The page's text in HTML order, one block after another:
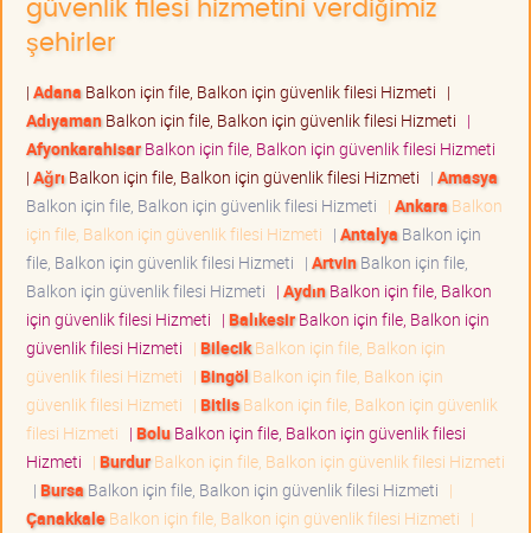
güvenlik filesi hizmetini verdiğimiz
şehirler
| Adana Balkon için file, Balkon için güvenlik filesi Hizmeti |
AdıyamanBalkon için file, Balkon için güvenlik filesi Hizmeti |
AfyonkarahisarBalkon için file, Balkon için güvenlik filesi Hizmeti
| Ağrı Balkon için file, Balkon için güvenlik filesi Hizmeti | Amasya
Balkon için file, Balkon için güvenlik filesi Hizmeti | Ankara Balkon
için file, Balkon için güvenlik filesi Hizmeti | Antalya Balkon için
file, Balkon için güvenlik filesi Hizmeti | ArtvinBalkon için file,
Balkon için güvenlik filesi Hizmeti | AydınBalkon için file, Balkon
için güvenlik filesi Hizmeti | BalıkesirBalkon için file, Balkon için
güvenlik filesi Hizmeti | BilecikBalkon için file, Balkon için
güvenlik filesi Hizmeti | Bingöl Balkon için file, Balkon için
güvenlik filesi Hizmeti | BitlisBalkon için file, Balkon için güvenlik
filesi Hizmeti | BoluBalkon için file, Balkon için güvenlik filesi
Hizmeti | BurdurBalkon için file, Balkon için güvenlik filesi Hizmeti
| Bursa Balkon için file, Balkon için güvenlik filesi Hizmeti |
ÇanakkaleBalkon için file, Balkon için güvenlik filesi Hizmeti |